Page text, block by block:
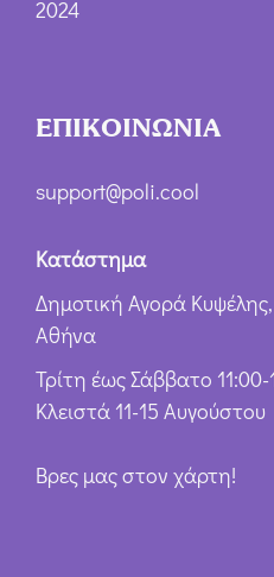
2024
ΕΠΙΚΟΙΝΩΝΙΑ
support@poli.cool
Κατάστημα
Δημοτική Αγορά
Αθήνα
Τρίτη έως Σάββατο
Κλειστά 11-15 Αυγούστου
Βρες μας στον χάρτη!